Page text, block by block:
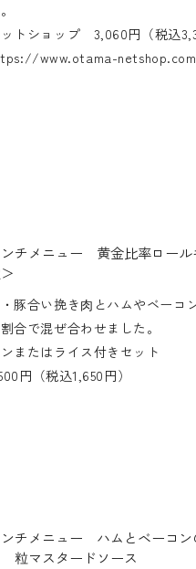
トショップ 3,060円（税込
www.otama-
ンチメニュー 黄金比率ロール
豚合い挽き⾁とハムやベーコ
合で混ぜ合わせました。
またはライス付きセット
円（税込1,650円）
ンチメニュー ハムとベーコン
粒マスタードソース